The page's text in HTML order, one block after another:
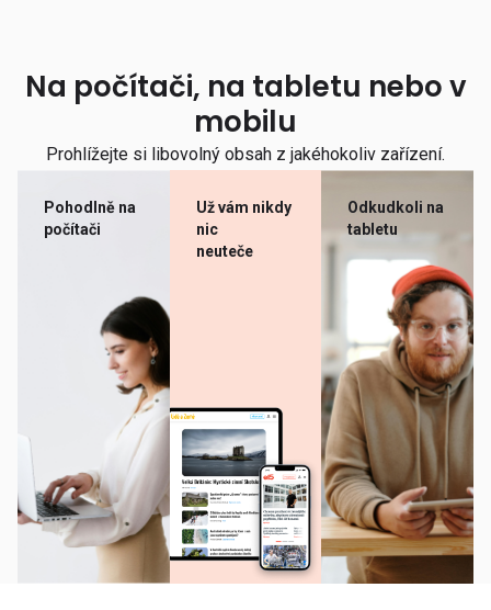
Na počítači, na tabletu nebo v
mobilu
Prohlížejte si libovolný obsah z jakéhokoliv zařízení.
Pohodlně na
počítači
Už vám nikdy
nic
neuteče
Odkudkoli na
tabletu